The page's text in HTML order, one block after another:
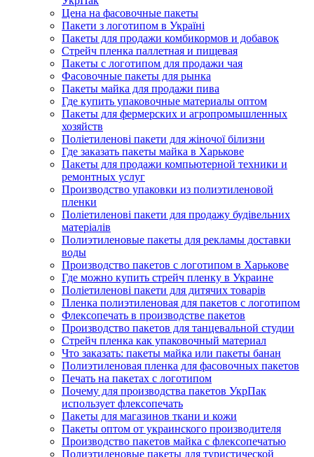
Цена на фасовочные пакеты
Пакети з логотипом в Україні
Пакеты для продажи комбикормов и добавок
Стрейч пленка паллетная и пищевая
Пакеты с логотипом для продажи чая
Фасовочные пакеты для рынка
Пакеты майка для продажи пива
Где купить упаковочные материалы оптом
Пакеты для фермерских и агропромышленных
хозяйств
Поліетиленові пакети для жіночої білизни
Где заказать пакеты майка в Харькове
Пакеты для продажи компьютерной техники и
ремонтных услуг
Производство упаковки из полиэтиленовой
пленки
Поліетиленові пакети для продажу будівельних
матеріалів
Полиэтиленовые пакеты для рекламы доставки
воды
Производство пакетов с логотипом в Харькове
Где можно купить стрейч пленку в Украине
Поліетиленові пакети для дитячих товарів
Пленка полиэтиленовая для пакетов с логотипом
Флексопечать в производстве пакетов
Производство пакетов для танцевальной студии
Стрейч пленка как упаковочный материал
Что заказать: пакеты майка или пакеты банан
Полиэтиленовая пленка для фасовочных пакетов
Печать на пакетах с логотипом
Почему для производства пакетов УкрПак
использует флексопечать
Пакеты для магазинов ткани и кожи
Пакеты оптом от украинского производителя
Производство пакетов майка с флексопечатью
Полиэтиленовые пакеты для туристической